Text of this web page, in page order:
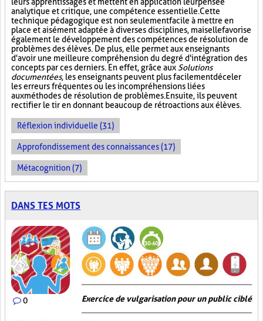
analytique et critique, une compétence essentielle. Cette
technique pédagogique est non seulement facile à mettre en
place et aisément adaptée à diverses disciplines, mais elle favorise
également le développement des compétences de résolution de
problèmes des élèves. De plus, elle permet aux enseignants
d'avoir une meilleure compréhension du degré d'intégration des
concepts par ces derniers. En effet, grâce aux Solutions
documentées, les enseignants peuvent plus facilement déceler
les erreurs fréquentes ou les incompréhensions liées
aux méthodes de résolution de problèmes. Ensuite, ils peuvent
rectifier le tir en donnant beaucoup de rétroactions aux élèves.
Réflexion individuelle (31)
Approfondissement des connaissances (17)
Métacognition (7)
DANS TES MOTS
0 Exercice de vulgarisation pour un public ciblé